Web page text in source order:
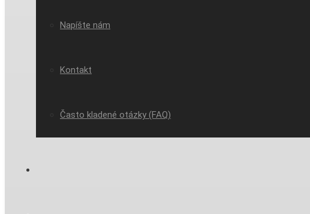
Napíšte nám
Kontakt
Často kladené otázky (FAQ)